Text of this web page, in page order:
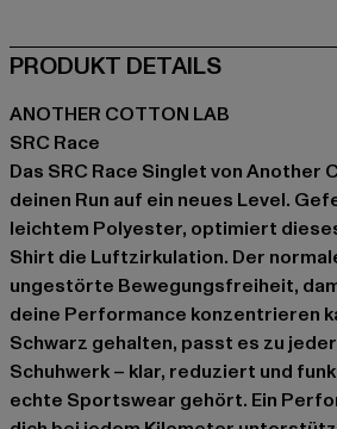
PRODUKT DETAILS
ANOTHER COTTON LAB
SRC Race
Das SRC Race Singlet von Another
deinen Run auf ein neues Level.
leichtem Polyester, optimiert
Shirt die Luftzirkulation. Der
ungestörte Bewegungsfreiheit,
deine Performance konzentrieren
Schwarz gehalten, passt es zu
Schuhwerk – klar, reduziert und
echte Sportswear gehört. Ein